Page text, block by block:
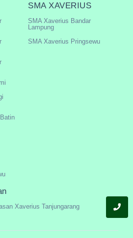
SMA XAVERIUS
SMA Xaverius Bandar
Lampung
SMA Xaverius Pringsewu
Xaverius Tanjungarang